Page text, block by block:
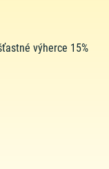
výherce 15%